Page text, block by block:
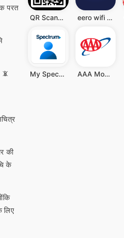
परत
की
के
लिए
QR Scanner - Barcode Scanner eero wifi system
My Spectrum AAA Mobile